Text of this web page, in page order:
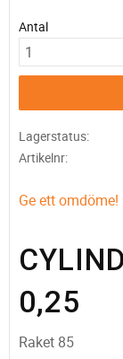
Antal
Lagerstatus
Artikelnr
Ge ett omdöme!
0,25
Raket 85